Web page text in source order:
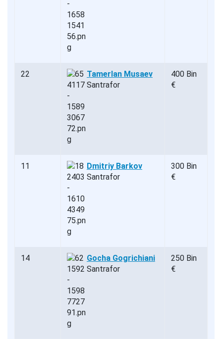
22
Tamerlan Musaev
Santrafor
400 Bin
€
11
Dmitriy Barkov
Santrafor
300 Bin
€
14
Gocha Gogrichiani
Santrafor
250 Bin
€